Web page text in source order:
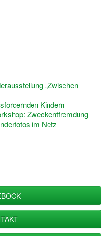
„Zwischen
Kindern
Zweckentfremdung
im Netz